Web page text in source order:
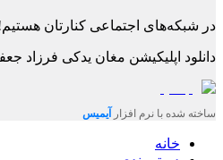
در شبکه‌های اجتماعی کنارتان
دانلود اپلیکیشن مغان یدکی فرزاد
ساخته شده با نرم افزار آیمیس
خانه